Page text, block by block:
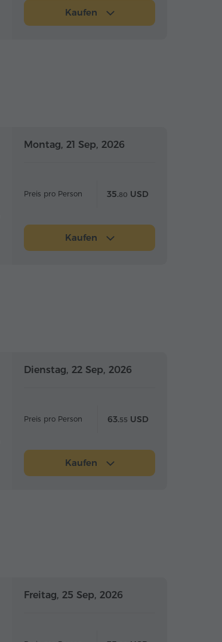
Kaufen
Montag, 21 Sep, 2026
Preis pro Person 35.80 USD
Kaufen
Dienstag, 22 Sep, 2026
Preis pro Person 63.55 USD
Kaufen
Freitag, 25 Sep, 2026